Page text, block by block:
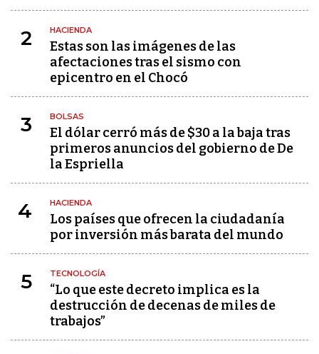
2 HACIENDA
Estas son las imágenes de las
afectaciones tras el sismo con
epicentro en el Chocó
3 BOLSAS
El dólar cerró más de $30 a la baja tras
primeros anuncios del gobierno de De
la Espriella
4 HACIENDA
Los países que ofrecen la ciudadanía
por inversión más barata del mundo
5 TECNOLOGÍA
“Lo que este decreto implica es la
destrucción de decenas de miles de
trabajos”